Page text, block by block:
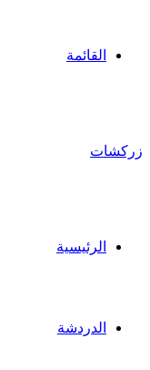
القائمة
زركشات
الرئيسية
الدردشة